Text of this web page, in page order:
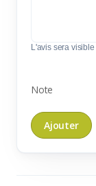
L'avis sera
Note